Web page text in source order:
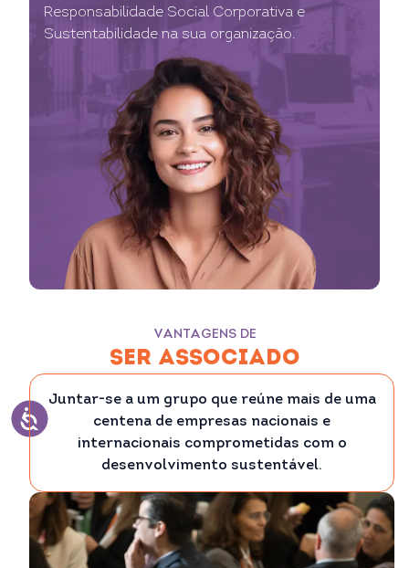
Responsabilidade Social Corporativa e
Sustentabilidade na sua organização.
VANTAGENS DE
SER ASSOCIADO
Juntar-se a um grupo que reúne mais de uma
centena de empresas nacionais e
internacionais comprometidas com o
desenvolvimento sustentável.